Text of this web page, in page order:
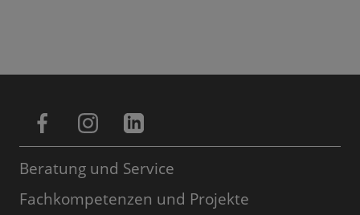
Beratung und Service
Fachkompetenzen und Projekte